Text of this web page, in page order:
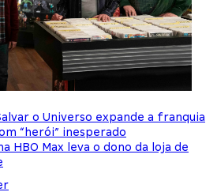
o Universo expande a franquia
“herói” inesperado
HBO Max leva o dono da loja de